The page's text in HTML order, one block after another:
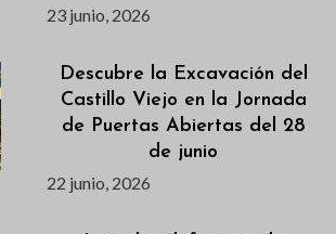
23 junio, 2026
Descubre la Excavación del
Castillo Viejo en la Jornada
de Puertas Abiertas del 28
de junio
22 junio, 2026